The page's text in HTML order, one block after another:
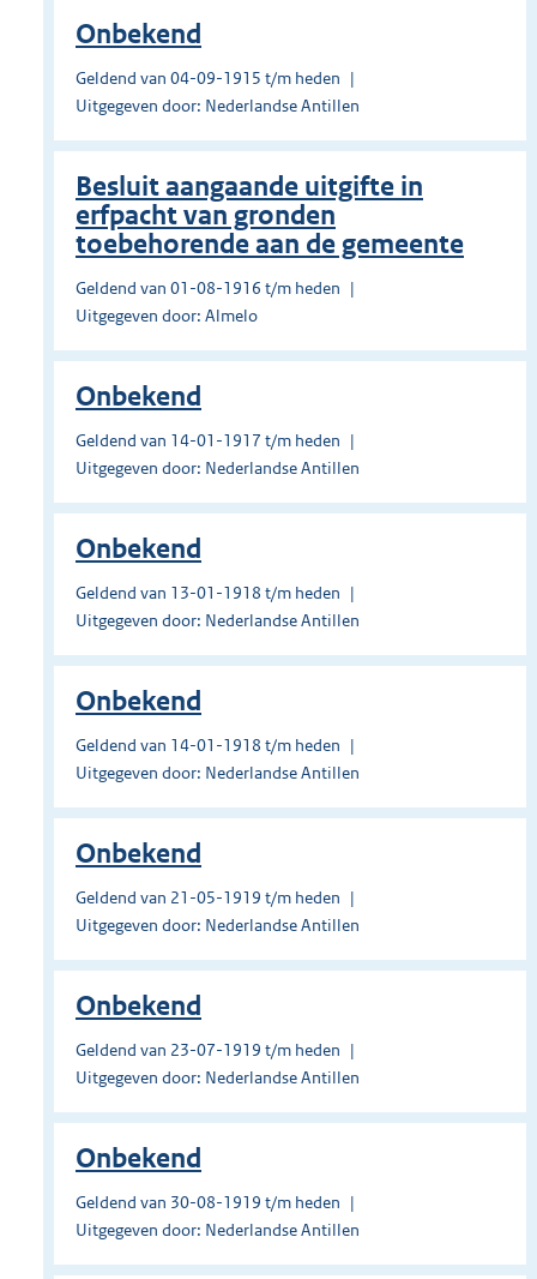
Onbekend
Geldend van 04-09-1915 t/m heden
Uitgegeven door: Nederlandse Antillen
Besluit aangaande uitgifte in
erfpacht van gronden
toebehorende aan de gemeente
Geldend van 01-08-1916 t/m heden
Uitgegeven door: Almelo
Onbekend
Geldend van 14-01-1917 t/m heden
Uitgegeven door: Nederlandse Antillen
Onbekend
Geldend van 13-01-1918 t/m heden
Uitgegeven door: Nederlandse Antillen
Onbekend
Geldend van 14-01-1918 t/m heden
Uitgegeven door: Nederlandse Antillen
Onbekend
Geldend van 21-05-1919 t/m heden
Uitgegeven door: Nederlandse Antillen
Onbekend
Geldend van 23-07-1919 t/m heden
Uitgegeven door: Nederlandse Antillen
Onbekend
Geldend van 30-08-1919 t/m heden
Uitgegeven door: Nederlandse Antillen